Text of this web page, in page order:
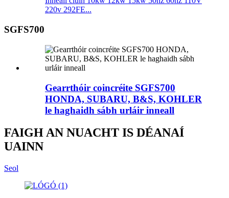
220v 292FE...
SGFS700
Gearrthóir coincréite SGFS700
HONDA, SUBARU, B&S, KOHLER
le haghaidh sábh urláir inneall
FAIGH AN NUACHT IS DÉANAÍ
UAINN
Seol